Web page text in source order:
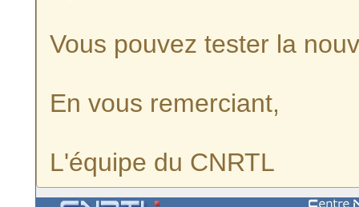
Vous pouvez tester la
En vous remerciant,
L'équipe du CNRTL